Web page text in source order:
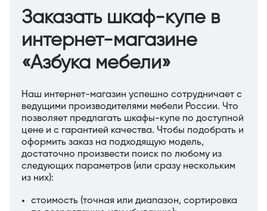
Заказать шкаф-купе в
интернет-магазине
«Азбука мебели»
Наш интернет-магазин успешно сотрудничает с
ведущими производителями мебели России. Что
позволяет предлагать шкафы-купе по доступной
цене и с гарантией качества. Чтобы подобрать и
оформить заказ на подходящую модель,
достаточно произвести поиск по любому из
следующих параметров (или сразу нескольким
из них):
стоимость (точная или диапазон, сортировка